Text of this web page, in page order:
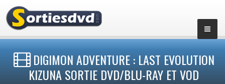
DIGIMON ADVENTURE : LAST EVOLUTION
KIZUNA SORTIE DVD/BLU-RAY ET VOD